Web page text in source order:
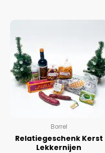
Borrel
Relatiegeschenk Kerst
Lekkernijen